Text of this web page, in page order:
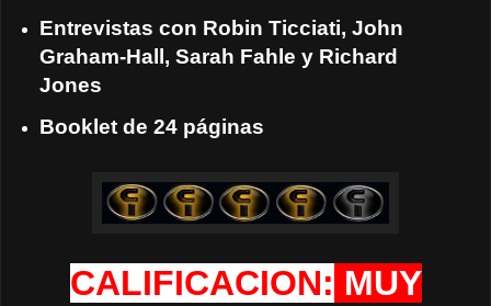
Entrevistas con Robin Ticciati, John
Graham-Hall, Sarah Fahle y Richard
Jones
Booklet de 24 páginas
CALIFICACION: MUY